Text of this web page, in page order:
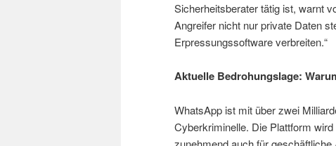
Sicherheitsberater tätig ist, warnt
Angreifer nicht nur private Daten
Erpressungssoftware verbreiten.“
Aktuelle Bedrohungslage:
WhatsApp ist mit über zwei
Cyberkriminelle. Die Plattform